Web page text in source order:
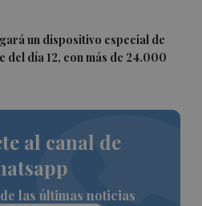
un dispositivo especial de
del día 12, con más de 24.000
al canal de
las últimas noticias